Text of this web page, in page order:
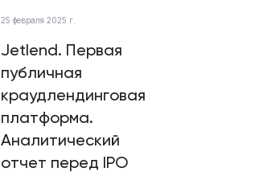
25 февраля 2025 г.
Jetlend. Первая
публичная
краудлендинговая
платформа.
Аналитический
отчет перед IPO